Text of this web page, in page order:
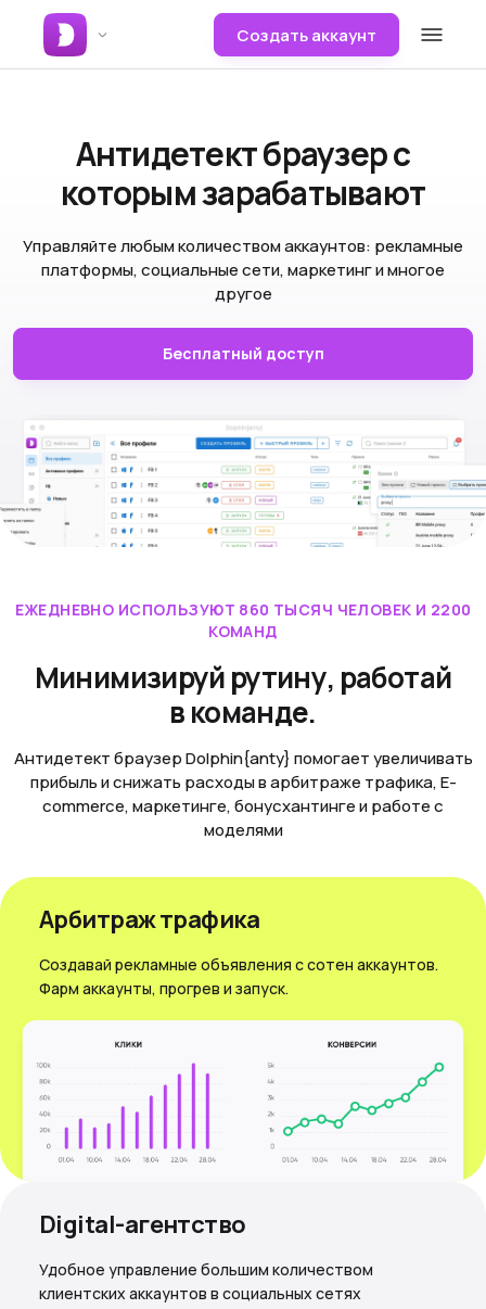
Создать аккаунт
Антидетект браузерс
которым зарабатывают
Управляйте любым количеством аккаунтов: рекламные
платформы, социальные сети, маркетинг и многое
другое
Бесплатный доступ
ЕЖЕДНЕВНО ИСПОЛЬЗУЮТ 860 ТЫСЯЧ ЧЕЛОВЕК И 2200
КОМАНД
Минимизируй рутину, работай
в команде.
Антидетект браузер Dolphin{anty} помогает увеличивать
прибыль и снижать расходы в арбитраже трафика, E-
commerce, маркетинге, бонусхантинге и работе с
моделями
Арбитраж трафика
Создавай рекламные объявления с сотен аккаунтов.
Фарм аккаунты, прогрев и запуск.
Digital-агентство
Удобное управление большим количеством
клиентских аккаунтов в социальных сетях